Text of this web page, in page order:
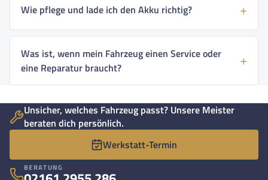
Wie pflege und lade ich den Akku richtig?
Was ist, wenn mein Fahrzeug einen Service oder
eine Reparatur braucht?
Unsicher, welches Fahrzeug passt? Unsere Meister
beraten dich persönlich.
Werkstatt-Termin
BERATUNG